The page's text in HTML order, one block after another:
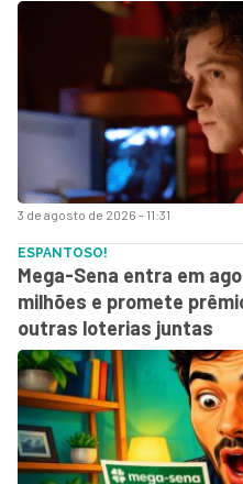
3 de agosto de 2026 - 11:31
ESPANTOSO!
Mega-Sena entra em
milhões e promete
outras loterias juntas